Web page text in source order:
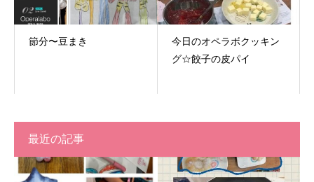
節分〜豆まき
今日のオペラボクッキン
グ☆餃子の皮パイ
最近の記事